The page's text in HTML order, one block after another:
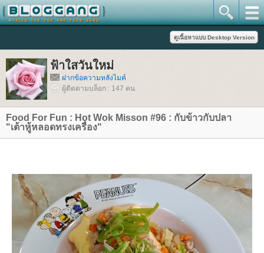
ฟ้าใสวันใหม่
ฝากข้อความหลังไมค์
ผู้ติดตามบล็อก : 147 คน
Food For Fun : Hot Wok Misson #96 : กับข้าวกับปลา
"เต้าหู้หลอดทรงเครื่อง"